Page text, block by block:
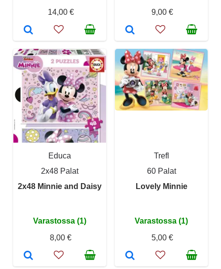
14,00 €
9,00 €
Educa
2x48 Palat
2x48 Minnie and Daisy
Varastossa (1)
8,00 €
Trefl
60 Palat
Lovely Minnie
Varastossa (1)
5,00 €